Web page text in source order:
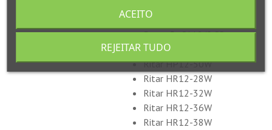
RW1245P1
Powerfit S112/9 SR
PowerSonic PS-1290
Ritar HP12-50W
Ritar HR12-28W
Ritar HR12-32W
Ritar HR12-36W
Ritar HR12-38W
REJEITAR TUDO
ACEITO